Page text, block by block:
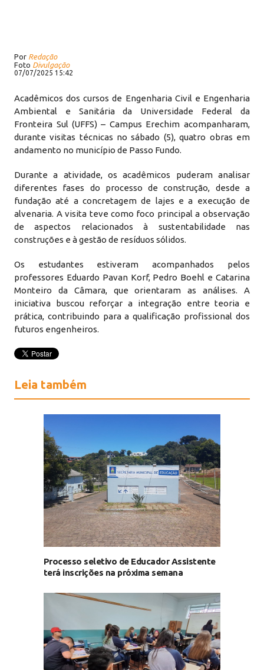
Por Redação
Foto Divulgação
07/07/2025 15:42
Acadêmicos dos cursos de Engenharia Civil e Engenharia
Ambiental e Sanitária da Universidade Federal da
Fronteira Sul (UFFS) – Campus Erechim acompanharam,
durante visitas técnicas no sábado (5), quatro obras em
andamento no município de Passo Fundo.
Durante a atividade, os acadêmicos puderam analisar
diferentes fases do processo de construção, desde a
fundação até a concretagem de lajes e a execução de
alvenaria. A visita teve como foco principal a observação
de aspectos relacionados à sustentabilidade nas
construções e à gestão de resíduos sólidos.
Os estudantes estiveram acompanhados pelos
professores Eduardo Pavan Korf, Pedro Boehl e Catarina
Monteiro da Câmara, que orientaram as análises. A
iniciativa buscou reforçar a integração entre teoria e
prática, contribuindo para a qualificação profissional dos
futuros engenheiros.
Leia também
Processo seletivo de Educador Assistente
terá inscrições na próxima semana